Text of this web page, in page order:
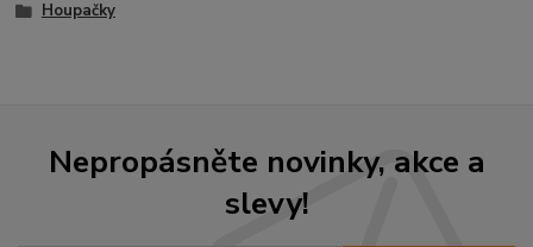
Houpačky
Nepropásněte novinky, akce a
slevy!